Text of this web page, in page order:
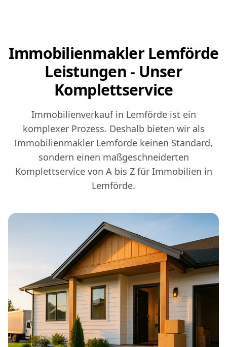
Immobilienmakler Lemförde
Leistungen - Unser
Komplettservice
Immobilienverkauf in Lemförde ist ein
komplexer Prozess. Deshalb bieten wir als
Immobilienmakler Lemförde keinen Standard,
sondern einen maßgeschneiderten
Komplettservice von A bis Z für Immobilien in
Lemförde.